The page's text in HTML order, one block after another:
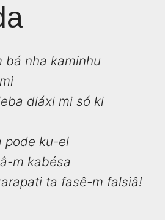
bá nha kaminhu
diáxi mi só ki
pode ku-el
m kabésa
ta fasê-m falsiâ!